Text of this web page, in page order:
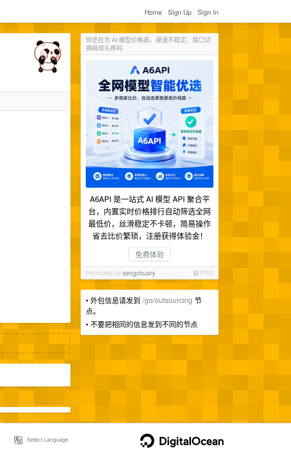
Home Sign Up Sign In
你还在为 AI 模型价格高、渠道不稳定、接口切
换麻烦头疼吗
A6API 是一站式 AI 模型 API 聚合平
台，内置实时价格排行自动筛选全网
最低价，丝滑稳定不卡顿，简易操作
省去比价繁琐，注册获得体验金！
免费体验
Promoted bysengchuary PRO
• 外包信息请发到 /go/outsourcing 节
点。
• 不要把相同的信息发到不同的节点
Select Language